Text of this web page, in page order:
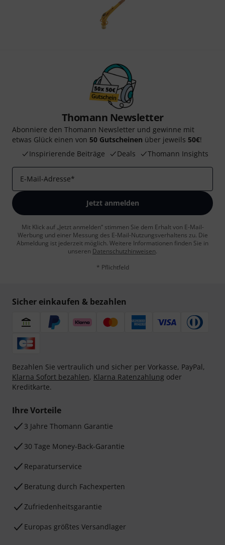
Thomann Newsletter
Abonniere den Thomann Newsletter und gewinne mit
etwas Glück einen von 50 Gutscheinen über jeweils 50€!
Inspirierende Beiträge
Deals Thomann Insights
E-Mail-Adresse*
Jetzt anmelden
Mit Klick auf „Jetzt anmelden“ stimmen Sie dem Erhalt von E-Mail-
Werbung und einer Messung des E-Mail-Nutzungsverhaltens zu. Die
Abmeldung ist jederzeit möglich. Weitere Informationen finden Sie in
unseren Datenschutzhinweisen.
* Pflichtfeld
Sicher einkaufen & bezahlen
Bezahlen Sie vertraulich und sicher per Vorkasse, PayPal,
Klarna Sofort bezahlen, Klarna Ratenzahlung oder
Kreditkarte.
Ihre Vorteile
3 Jahre Thomann Garantie
30 Tage Money-Back-Garantie
Reparaturservice
Beratung durch Fachexperten
Zufriedenheitsgarantie
Europas größtes Versandlager